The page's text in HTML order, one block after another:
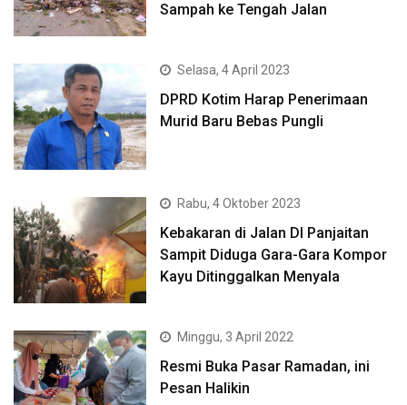
Sampah ke Tengah Jalan
Selasa, 4 April 2023
DPRD Kotim Harap Penerimaan
Murid Baru Bebas Pungli
Rabu, 4 Oktober 2023
Kebakaran di Jalan DI Panjaitan
Sampit Diduga Gara-Gara Kompor
Kayu Ditinggalkan Menyala
Minggu, 3 April 2022
Resmi Buka Pasar Ramadan, ini
Pesan Halikin